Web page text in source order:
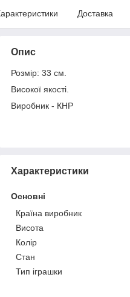
Доставка
Опис
Розмір: 33 см.
Високої якості.
Виробник - КНР
Характеристики
Основні
Країна виробник
Висота
Колір
Стан
Тип іграшки